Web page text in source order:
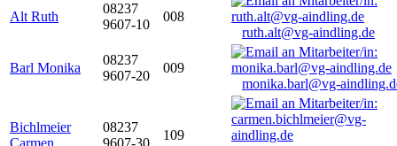
Alt Ruth
08237
9607-10
008
ruth.alt@vg-aindling.de
Barl Monika
08237
9607-20
009
monika.barl@vg-
Bichlmeier
08237
109